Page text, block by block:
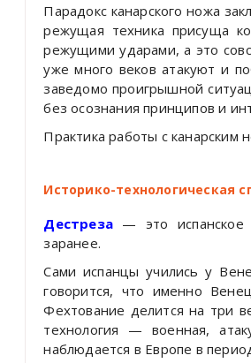
Парадокс канарского ножа
режущая техника присуща
режущими ударами, а это
уже много веков атакуют и
заведомо проигрышной
без осознания принципов и
Практика работы с канарским
Историко-технологическая
Дестреза — это испанское
заранее.
Сами испанцы учились у
говорится, что именно
Фехтование делится на три
технология — военная,
наблюдается в Европе в